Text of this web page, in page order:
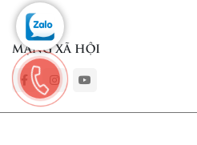
MẠNG XÃ HỘI